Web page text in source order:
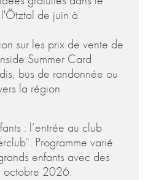
de juin à
sur les prix de vente de
Summer Card
bus de randonnée ou
la région
: l’entrée au club
". Programme varié
enfants avec des
octobre 2026.